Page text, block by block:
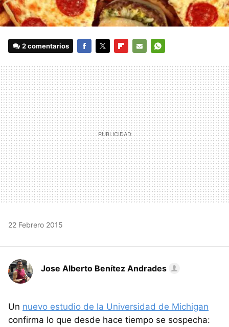
2 comentarios
MAIL
22 Febrero 2015
Jose Alberto Benítez Andrades
Un nuevo estudio de la Universidad de Michigan
confirma lo que desde hace tiempo se sospecha: